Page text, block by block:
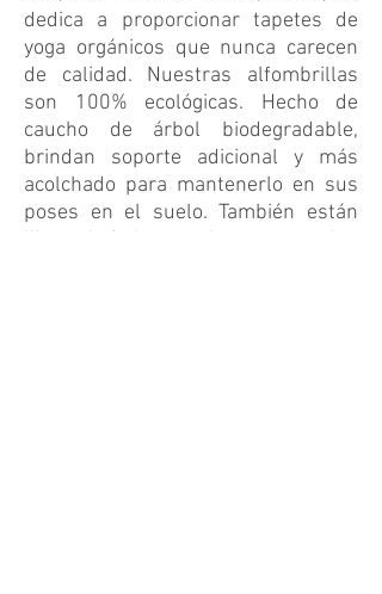
dedica a proporcionar tapetes de
yoga orgánicos que nunca carecen
de calidad. Nuestras alfombrillas
son 100% ecológicas. Hecho de
caucho de árbol biodegradable,
brindan soporte adicional y más
acolchado para mantenerlo en sus
poses en el suelo. También están